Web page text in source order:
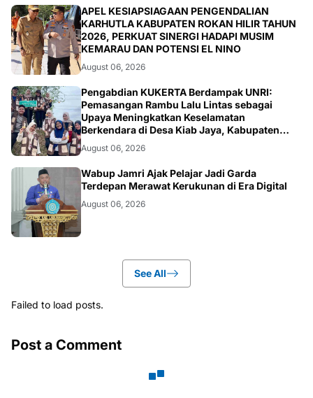
BERITA
APEL KESIAPSIAGAAN PENGENDALIAN
KARHUTLA KABUPATEN ROKAN HILIR TAHUN
2026, PERKUAT SINERGI HADAPI MUSIM
KEMARAU DAN POTENSI EL NINO
August 06, 2026
ARTIKEL
Pengabdian KUKERTA Berdampak UNRI:
Pemasangan Rambu Lalu Lintas sebagai
Upaya Meningkatkan Keselamatan
Berkendara di Desa Kiab Jaya, Kabupaten
Pelalawan
August 06, 2026
BERITA
Wabup Jamri Ajak Pelajar Jadi Garda
Terdepan Merawat Kerukunan di Era Digital
August 06, 2026
See All
Failed to load posts.
Post a Comment